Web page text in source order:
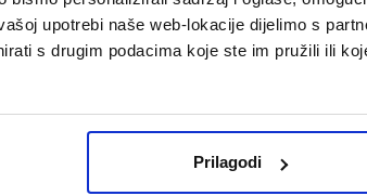
upotrebi naše web-lokacije dijelimo s
s drugim podacima koje ste im pružili ili
Prilagodi
Nakladnik:
ŠKOLSKA KNJIGA d.d.
Registarski broj
ministarstva:7059-DOM3
digitalnim sadržajima u drugom
razredu osnovne škole
Blagus Ljubić Klemše Flisar Odorčić Ružić